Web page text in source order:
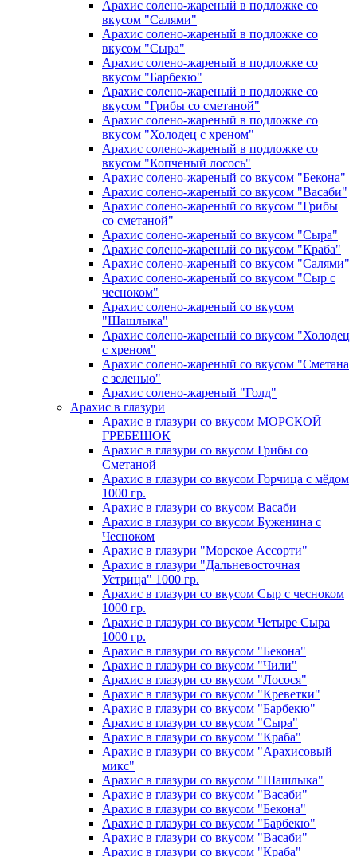
Арахис солено-жареный в подложке со
вкусом "Салями"
Арахис солено-жареный в подложке со
вкусом "Сыра"
Арахис солено-жареный в подложке со
вкусом "Барбекю"
Арахис солено-жареный в подложке со
вкусом "Грибы со сметаной"
Арахис солено-жареный в подложке со
вкусом "Холодец с хреном"
Арахис солено-жареный в подложке со
вкусом "Копченый лосось"
Арахис солено-жареный со вкусом "Бекона"
Арахис солено-жареный со вкусом "Васаби"
Арахис солено-жареный со вкусом "Грибы
со сметаной"
Арахис солено-жареный со вкусом "Сыра"
Арахис солено-жареный со вкусом "Краба"
Арахис солено-жареный со вкусом "Салями"
Арахис солено-жареный со вкусом "Сыр с
чесноком"
Арахис солено-жареный со вкусом
"Шашлыка"
Арахис солено-жареный со вкусом "Холодец
с хреном"
Арахис солено-жареный со вкусом "Сметана
с зеленью"
Арахис солено-жареный "Голд"
Арахис в глазури
Арахис в глазури со вкусом МОРСКОЙ
ГРЕБЕШОК
Арахис в глазури со вкусом Грибы со
Сметаной
Арахис в глазури со вкусом Горчица с мёдом
1000 гр.
Арахис в глазури со вкусом Васаби
Арахис в глазури со вкусом Буженина с
Чесноком
Арахис в глазури "Морское Ассорти"
Арахис в глазури "Дальневосточная
Устрица" 1000 гр.
Арахис в глазури со вкусом Сыр с чесноком
1000 гр.
Арахис в глазури со вкусом Четыре Сыра
1000 гр.
Арахис в глазури со вкусом "Бекона"
Арахис в глазури со вкусом "Чили"
Арахис в глазури со вкусом "Лосося"
Арахис в глазури со вкусом "Креветки"
Арахис в глазури со вкусом "Барбекю"
Арахис в глазури со вкусом "Сыра"
Арахис в глазури со вкусом "Краба"
Арахис в глазури со вкусом "Арахисовый
микс"
Арахис в глазури со вкусом "Шашлыка"
Арахис в глазури со вкусом "Васаби"
Арахис в глазури со вкусом "Бекона"
Арахис в глазури со вкусом "Барбекю"
Арахис в глазури со вкусом "Васаби"
Арахис в глазури со вкусом "Краба"